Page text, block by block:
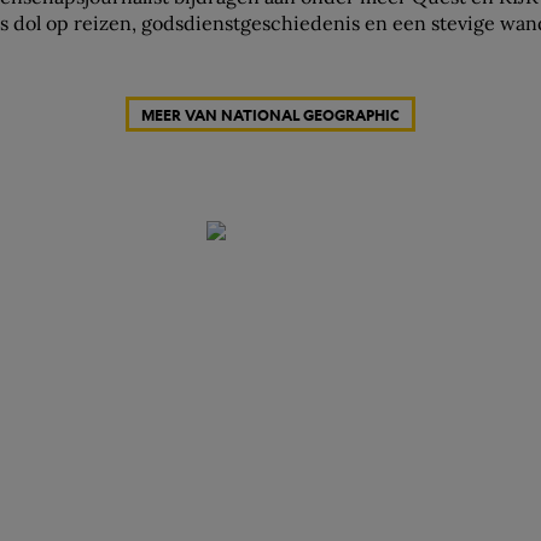
dol op reizen, godsdienstgeschiedenis en een stevige
MEER VAN NATIONAL GEOGRAPHIC